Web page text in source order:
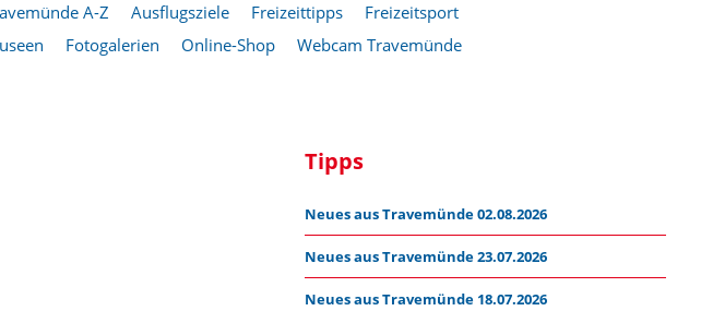
A-Z Ausflugsziele Freizeittipps
Freizeitsport
Fotogalerien Online-Shop
Webcam Travemünde
Tipps
Neues aus Travemünde 02.08.2026
Neues aus Travemünde 23.07.2026
Neues aus Travemünde 18.07.2026